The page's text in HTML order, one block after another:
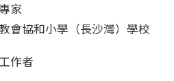
家
會協和小學（長沙灣）學校
作者